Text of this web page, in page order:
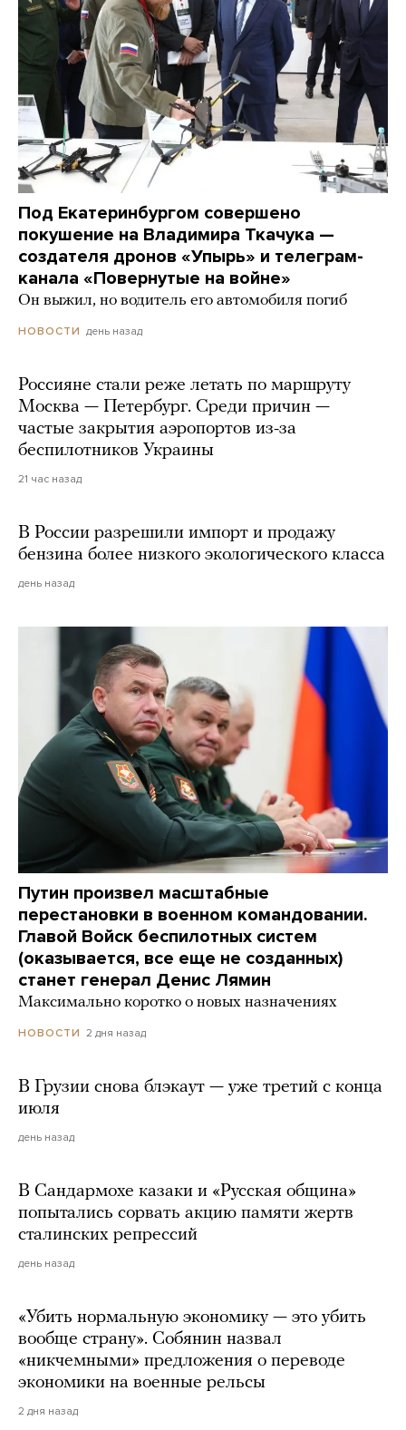
Под Екатеринбургом совершено
покушение на Владимира Ткачука —
создателя дронов «Упырь» и телеграм-
канала «Повернутые на войне»
Он выжил, но водитель его автомобиля погиб
НОВОСТИ день назад
Россияне стали реже летать по маршруту
Москва — Петербург. Среди причин —
частые закрытия аэропортов из-за
беспилотников Украины
21 час назад
В России разрешили импорт и продажу
бензина более низкого экологического класса
день назад
Путин произвел масштабные
перестановки в военном командовании.
Главой Войск беспилотных систем
(оказывается, все еще не созданных)
станет генерал Денис Лямин
Максимально коротко о новых назначениях
НОВОСТИ 2 дня назад
В Грузии снова блэкаут — уже третий с конца
июля
день назад
В Сандармохе казаки и «Русская община»
попытались сорвать акцию памяти жертв
сталинских репрессий
день назад
«Убить нормальную экономику — это убить
вообще страну». Собянин назвал
«никчемными» предложения о переводе
экономики на военные рельсы
2 дня назад